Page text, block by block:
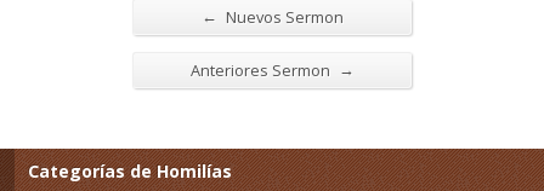
← Nuevos Sermon
Anteriores Sermon →
Categorías de Homilías